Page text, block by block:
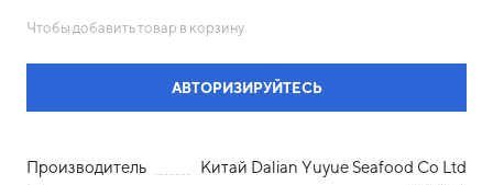
Чтобы добавить товар в корзину
АВТОРИЗИРУЙТЕСЬ
Производитель
Китай Dalian Yuyue Seafood Co Ltd